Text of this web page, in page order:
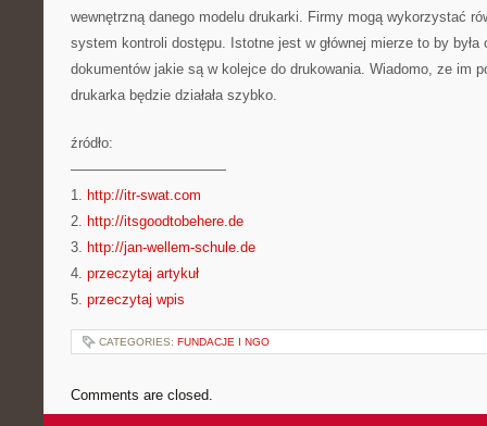
wewnętrzną danego modelu drukarki. Firmy mogą wykorzystać
system kontroli dostępu. Istotne jest w głównej mierze to by była
dokumentów jakie są w kolejce do drukowania. Wiadomo, ze im
drukarka będzie działała szybko.
źródło:
———————————
1. http://itr-swat.com
2. http://itsgoodtobehere.de
3. http://jan-wellem-schule.de
4. przeczytaj artykuł
5. przeczytaj wpis
CATEGORIES: FUNDACJE I NGO
Comments are closed.